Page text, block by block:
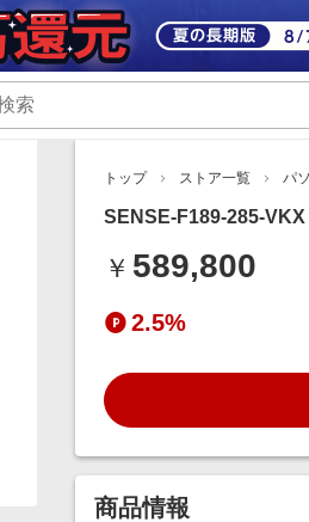
トップ ストア一覧 パ
SENSE-F189-285-VKX
￥ 589,800
2.5%
商品情報